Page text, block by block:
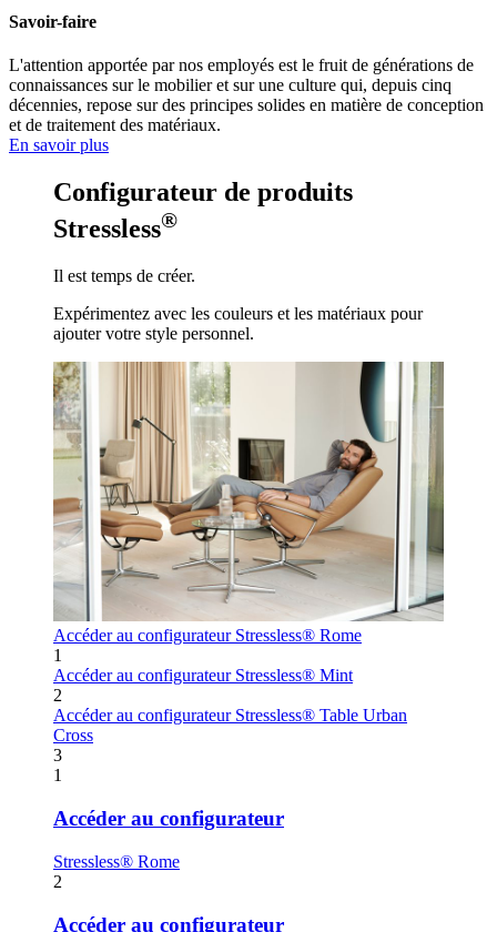
Savoir-faire
L'attention apportée par nos employés est le fruit de générations de
connaissances sur le mobilier et sur une culture qui, depuis cinq
décennies, repose sur des principes solides en matière de conception
et de traitement des matériaux.
En savoir plus
Configurateur de produits
Stressless®
Il est temps de créer.
Expérimentez avec les couleurs et les matériaux pour
ajouter votre style personnel.
Accéder au configurateur Stressless® Rome
1
Accéder au configurateur Stressless® Mint
2
Accéder au configurateur Stressless® Table Urban
Cross
3
1
Accéder au configurateur
Stressless® Rome
2
Accéder au configurateur